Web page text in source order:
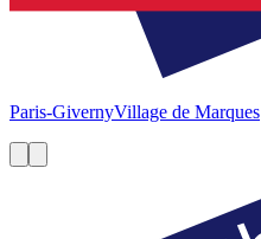
Paris-GivernyVillage de Marques